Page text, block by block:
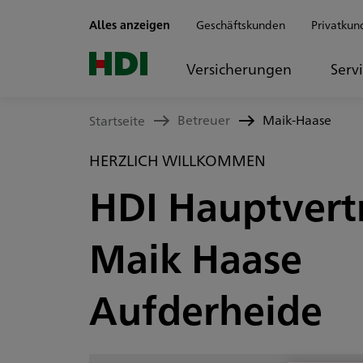
Alles anzeigen Geschäftskunden
Versicherungen
Startseite Betreuer Maik-Haase
HERZLICH WILLKOMMEN
HDI
Maik Haase
Aufderheide